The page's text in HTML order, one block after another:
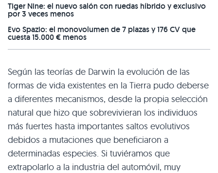
Tiger Nine: el nuevo salón con ruedas híbrido y exclusivo
por 3 veces menos
Evo Spazio: el monovolumen de 7 plazas y 176 CV que
cuesta 15.000 € menos
Según las teorías de Darwin la evolución de las
formas de vida existentes en la Tierra pudo deberse
a diferentes mecanismos, desde la propia selección
natural que hizo que sobrevivieran los individuos
más fuertes hasta importantes saltos evolutivos
debidos a mutaciones que beneficiaron a
determinadas especies. Si tuviéramos que
extrapolarlo a la industria del automóvil, muy